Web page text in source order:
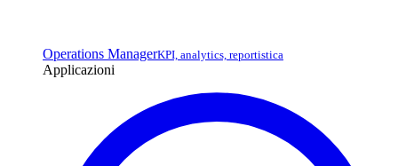
Operations ManagerKPI, analytics, reportistica
Applicazioni